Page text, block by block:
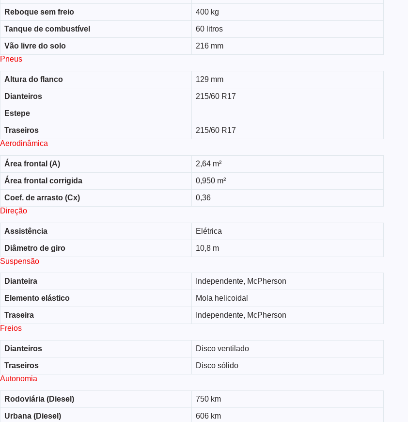
Reboque sem freio 400 kg
Tanque de combustível 60 litros
Vão livre do solo
216 mm
Pneus
Altura do flanco 129 mm
Dianteiros 215/60 R17
Estepe
Traseiros
215/60 R17
Aerodinâmica
Área frontal (A) 2,64 m²
Área frontal corrigida 0,950 m²
Coef. de arrasto (Cx)
0,36
Direção
Assistência Elétrica
Diâmetro de giro
10,8 m
Suspensão
Dianteira Independente, McPherson
Elemento elástico Mola helicoidal
Traseira
Independente, McPherson
Freios
Dianteiros Disco ventilado
Traseiros
Disco sólido
Autonomia
Rodoviária (Diesel) 750 km
Urbana (Diesel) 606 km